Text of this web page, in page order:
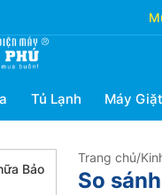
Tủ Lạnh Máy Giặt
Bảo
Trang chủ/
So